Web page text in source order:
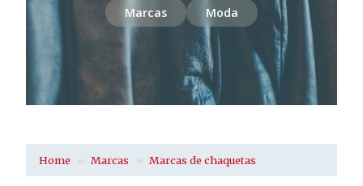
Marcas Moda
Home Marcas Marcas de chaquetas